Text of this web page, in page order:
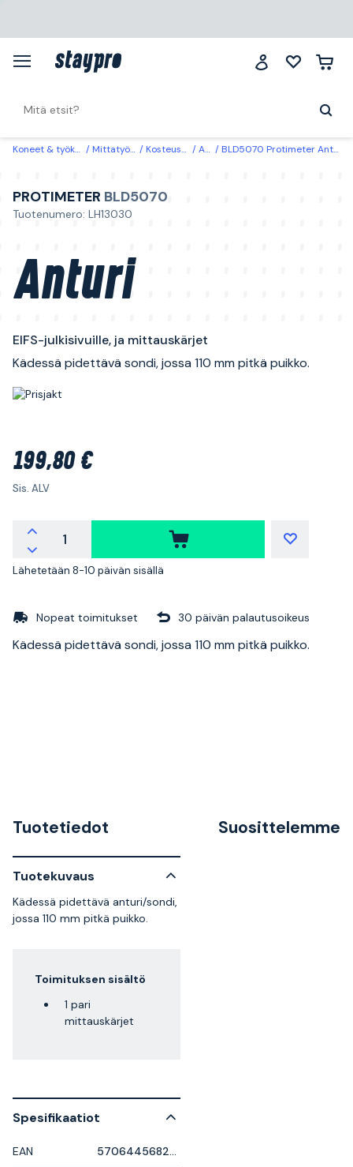
Koneet & työkalut Mittatyökalut Kosteusmittarit Anturit BLD5070 Protimeter Anturi EIFS-julkisivuille, ja mittauskärjet
PROTIMETER BLD5070
Tuotenumero: LH13030
Anturi
EIFS-julkisivuille, ja mittauskärjet
Kädessä pidettävä sondi, jossa 110 mm pitkä puikko.
199,80 €
Sis. ALV
Lähetetään 8-10 päivän sisällä
Nopeat toimitukset 30 päivän palautusoikeus
Kädessä pidettävä sondi, jossa 110 mm pitkä puikko.
Tuotetiedot
Tuotekuvaus
Kädessä pidettävä anturi/sondi,
jossa 110 mm pitkä puikko.
Toimituksen sisältö
1 pari
mittauskärjet
Spesifikaatiot
EAN 5706445682515
Suosittelemme